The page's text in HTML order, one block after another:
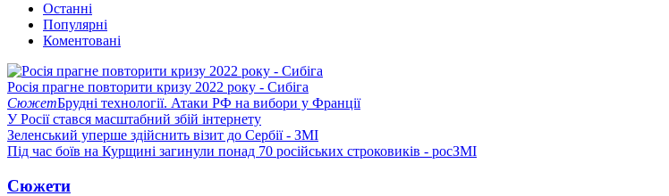
Останні
Популярні
Коментовані
Росія прагне повторити кризу 2022 року - Сибіга
СюжетБрудні технології. Атаки РФ на вибори у Франції
У Росії стався масштабний збій інтернету
Зеленський уперше здійснить візит до Сербії - ЗМІ
Під час боїв на Курщині загинули понад 70 російських строковиків - росЗМІ
Сюжети